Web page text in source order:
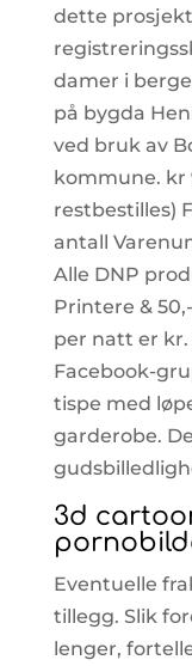
dette
damer i
på bygda
ved bruk av
kommune. kr
restbestilles)
antall
Alle DNP
Printere &
per natt er kr.
Facebook-
tispe med
garderobe.
3d
Eventuelle
tillegg. Slik
lenger,